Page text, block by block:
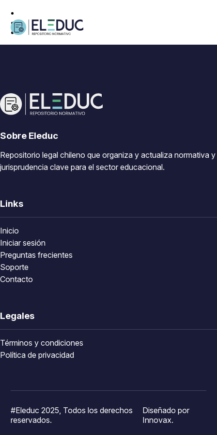
Sobre Eleduc
Repositorio legal chileno que organiza y actualiza normativa y
jurisprudencia clave para el sector educacional.
Links
Inicio
Iniciar sesión
Preguntas frecientes
Soporte
Contacto
Legales
Términos y condiciones
Política de privacidad
#Eleduc 2025, Todos los derechos
reservados.
Diseñado por
Innovax.